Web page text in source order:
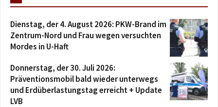
Dienstag, der 4. August 2026: PKW-Brand im
Zentrum-Nord und Frau wegen versuchten
Mordes in U-Haft
Donnerstag, der 30. Juli 2026:
Präventionsmobil bald wieder unterwegs
und Erdüberlastungstag erreicht + Update
LVB